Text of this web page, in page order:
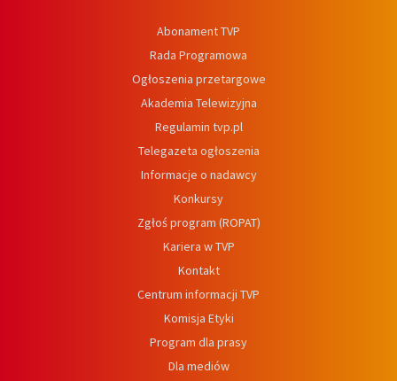
Abonament TVP
Rada Programowa
Ogłoszenia przetargowe
Akademia Telewizyjna
Regulamin tvp.pl
Telegazeta ogłoszenia
Informacje o nadawcy
Konkursy
Zgłoś program (ROPAT)
Kariera w TVP
Kontakt
Centrum informacji TVP
Komisja Etyki
Program dla prasy
Dla mediów